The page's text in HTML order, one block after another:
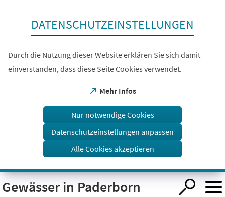
Visuelle
Assistenzsoftware
öffnen.
DATENSCHUTZEINSTELLUNGEN
Durch die Nutzung dieser Website erklären Sie sich damit
einverstanden, dass diese Seite Cookies verwendet.
Mehr Infos
(Öffnet
einem
Tab)
Nur notwendige Cookies
Datenschutzeinstellungen anpassen
Alle Cookies akzeptieren
Gewässer in Paderborn